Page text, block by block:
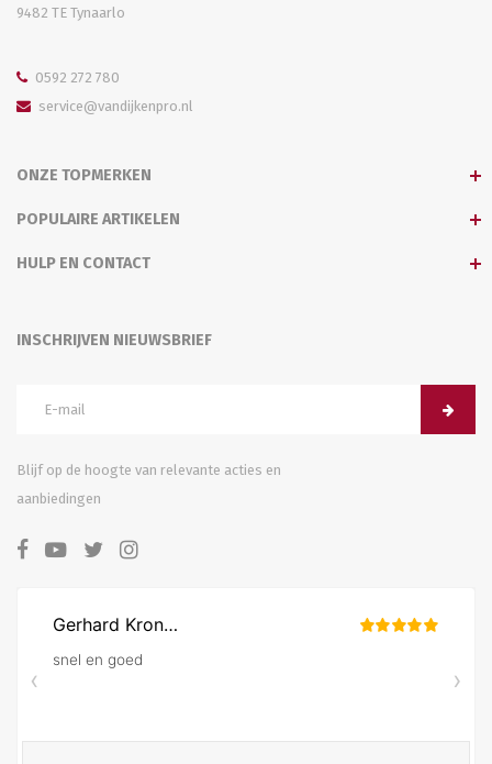
9482 TE Tynaarlo
0592 272 780
service@vandijkenpro.nl
ONZE TOPMERKEN
POPULAIRE ARTIKELEN
HULP EN CONTACT
INSCHRIJVEN NIEUWSBRIEF
Blijf op de hoogte van relevante acties en
aanbiedingen